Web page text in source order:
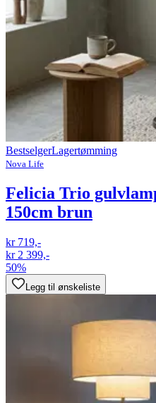
BestselgerLagertømming
Nova Life
Felicia Trio
150cm brun
kr 719,-
kr 2 399,-
50%
Legg til ønskeliste